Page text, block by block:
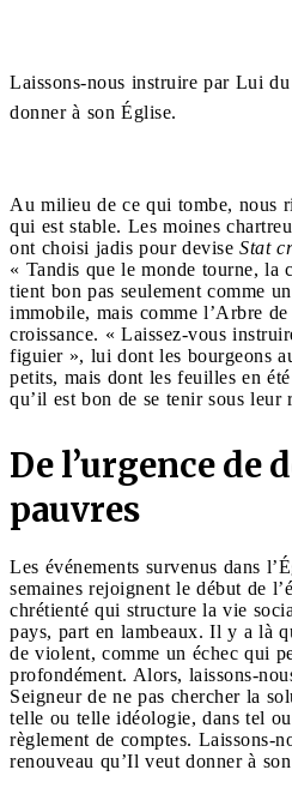
Laissons-nous instruire par Lui
donner à son Église.
Au milieu de ce qui tombe, nous
qui est stable. Les moines
ont choisi jadis pour devise Stat
« Tandis que le monde tourne, la
tient bon pas seulement comme
immobile, mais comme l’Arbre
croissance. « Laissez-vous
figuier », lui dont les bourgeons
petits, mais dont les feuilles en
qu’il est bon de se tenir sous leur
De l’urgence de
pauvres
Les événements survenus dans
semaines rejoignent le début de
chrétienté qui structure la vie
pays, part en lambeaux. Il y a là
de violent, comme un échec qui
profondément. Alors, laissons-
Seigneur de ne pas chercher la
telle ou telle idéologie, dans tel
règlement de comptes. Laissons-
renouveau qu’Il veut donner à